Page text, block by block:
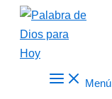
contenido
Menú